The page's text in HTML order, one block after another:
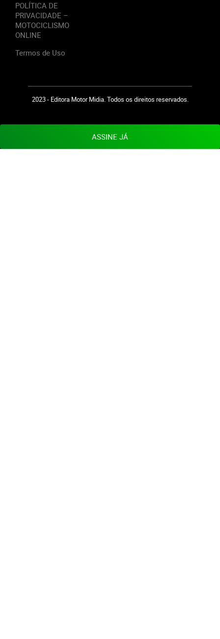
POLÍTICA DE
PRIVACIDADE –
MOTOCICLISMO
ONLINE
Termos de Uso
2023 - Editora Motor Midia. Todos os direitos reservados.
ASSINE JÁ